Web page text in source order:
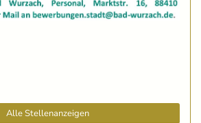
Alle Stellenanzeigen